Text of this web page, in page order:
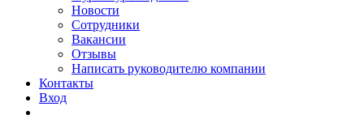
Новости
Сотрудники
Вакансии
Отзывы
Написать руководителю компании
Контакты
Вход